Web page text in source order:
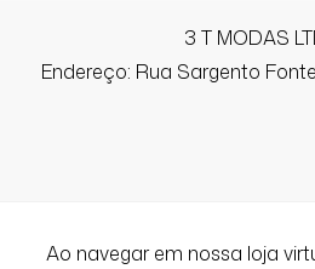
3 T MODAS
Endereço: Rua Sargento
Ao navegar em nossa loja